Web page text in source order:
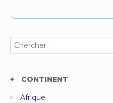
Search
for:
CONTINENT
Afrique